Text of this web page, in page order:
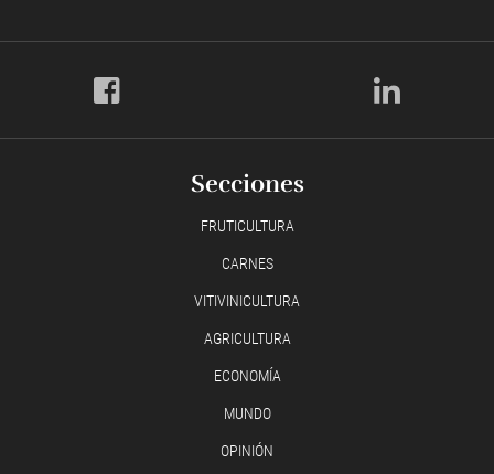
Secciones
FRUTICULTURA
CARNES
VITIVINICULTURA
AGRICULTURA
ECONOMÍA
MUNDO
OPINIÓN